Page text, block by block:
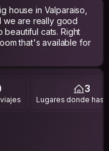
house in Valparaiso,
we are really good
beautiful cats. Right
that's available for
3
Lugares donde has